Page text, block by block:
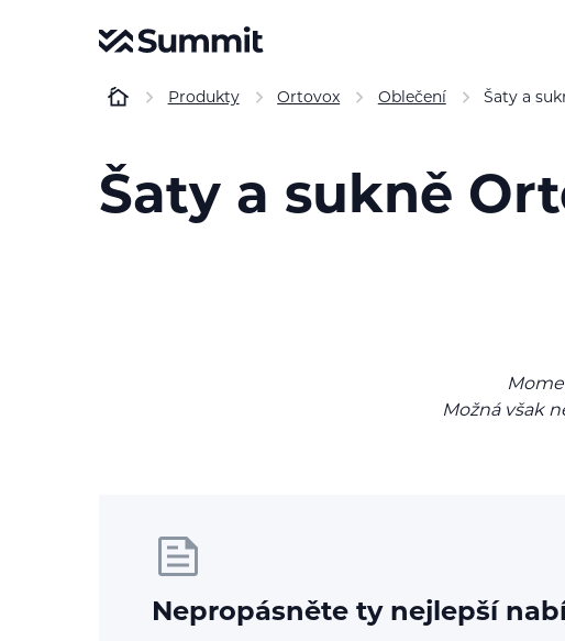
Produkty Ortovox Oblečení Šaty a
Šaty a sukně
Možná však
Nepropásněte ty nejlepší